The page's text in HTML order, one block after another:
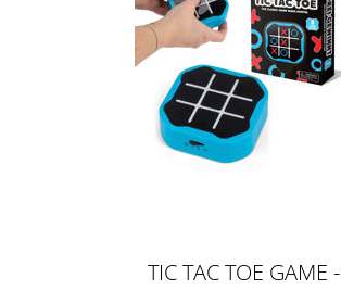
TIC TAC TOE GAME -